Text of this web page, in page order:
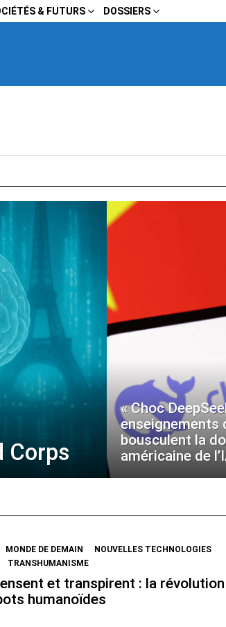
& FUTURS DOSSIERS
Corps
« Choc
enseignements
bousculent la
américaine de
MONDE DE DEMAIN
NOUVELLES TECHNOLOGIES
TRANSHUMANISME
et transpirent : la révolution
humanoïdes